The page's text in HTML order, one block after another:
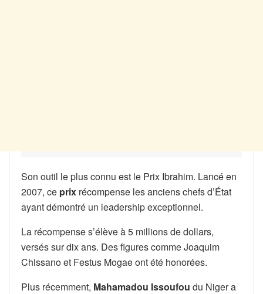
Son outil le plus connu est le Prix Ibrahim. Lancé en
2007, ce prix récompense les anciens chefs d’État
ayant démontré un leadership exceptionnel.
La récompense s’élève à 5 millions de dollars,
versés sur dix ans. Des figures comme Joaquim
Chissano et Festus Mogae ont été honorées.
Plus récemment, Mahamadou Issoufou du Niger a